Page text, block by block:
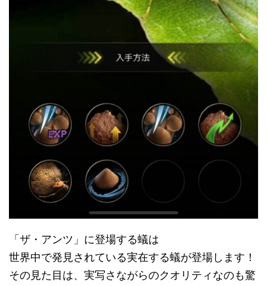
「ザ・アンツ」に登場する蟻は
世界中で発見されている実在する蟻が登場します！
その見た目は、実写さながらのクオリティなのも驚